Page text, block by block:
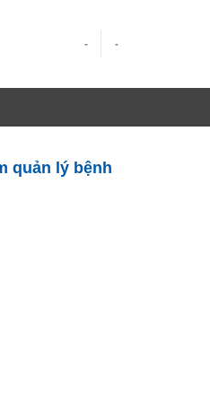
- -
quản lý bệnh